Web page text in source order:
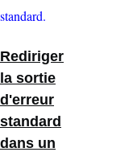
standard.
Rediriger
la sortie
d'erreur
standard
dans un